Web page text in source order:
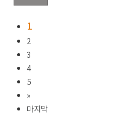
1
2
3
4
5
»
마지막